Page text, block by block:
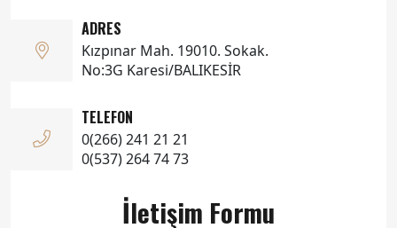
ADRES
Kızpınar Mah. 19010. Sokak.
No:3G Karesi/BALIKESİR
TELEFON
0(266) 241 21 21
0(537) 264 74 73
İletişim Formu